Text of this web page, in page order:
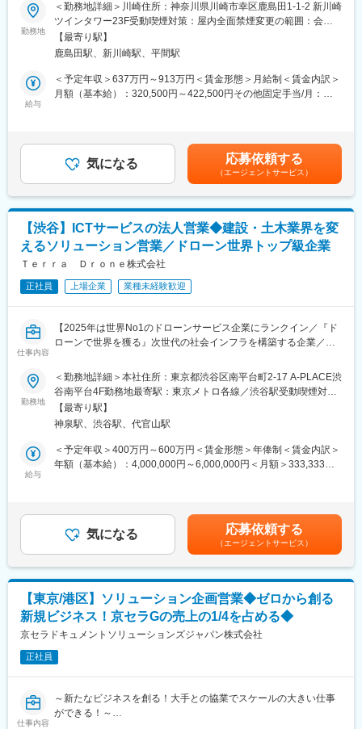
■職務内容
日立製作所 ディフェンスシステム事業部および社内関係部門との
連携を通じて、防衛情報システム分野における事業拡大、案件推
進、予算・受注見通しの精度向上を担っていただきます。
【具体的な業務】
理
・社内の設計・開発部門、幹部層への情報共有および課題解決に
・案件ごとの受注見通し、売上見通し、予算管理、進捗管理
・複数案件の優先順位付け、状況把握、報告資料の作成
・事業拡大に必要な人的リソースや体制構築に関する課題整理・
提言
・日立グループ各社との横断連携、案件推進に向けた役割整理・
調整
・必要に応じた防衛省関連情報の収集、打ち合わせ対応、資料作
成
【携わる事業・ビジネス・サービス・製品】
ステム開発
・防衛・安全保障領域における情報システム、サイバーセキュリ
ティ関連プロダクト・サービス
・自社の各種ソリューション領域
■仕事の魅力・やりがい
防衛情報システム分野は、国家の安全・安心を支える社会的意義
■福利厚生充実：
・住宅手当家賃の５０％補助
・カフェテリアプラン
・有給休暇２４日、ライフサポート休暇５日
■同社について：
1986年創業の同社は、日立Gの防衛相向け案件を一手に引き受け
る中核企業です。日立製作所のディフェンスシステム事業部との
連携を密にとり、国防に関連するシステム作りを行っています。
のプールを活用し実地に近い環境での検証が可能です。
勤務地
＜勤務地詳細＞川崎住所：神奈川県川崎市幸区鹿島田1-1-2 新川崎
ツインタワー23F受動喫煙対策：屋内全面禁煙変更の範囲：会社
の定める事業所（リモートワーク含む）
【最寄り駅】
鹿島田駅、新川崎駅、平間駅
給与
＜予定年収＞637万円～913万円＜賃金形態＞月給制＜賃金内訳＞
月額（基本給）：320,500円～422,500円その他固定手当/月：
与：年2回賃金はあくまでも目安の金額であり、選考を通じて上下
する可能性があります。月給(月額)は固定手当を含めた表記です。
気になる 応募依頼する
（エージェントサービス）
【渋谷】ICTサービスの法人営業◆建設・土木業界を変
えるソリューション営業／ドローン世界トップ級企業
Ｔｅｒｒａ Ｄｒｏｎｅ株式会社
正社員 上場企業 業種未経験歓迎
仕事内容
【2025年は世界No1のドローンサービス企業にランクイン／『ド
ローンで世界を獲る』次世代の社会インフラを構築する企業／業
■採用背景
弊社ではこれまで測量業界向けにUAVレーザーの販売をメインに
拡大してきました。その中からいくつもの建設/土木業界における
課題を発見し、新規事業としてICT事業を立ち上げました。今回は
事業成長に向けた営業職の増員として活躍頂けるメンバーを募集
致します。
ます
・商材：
（1）ICT技術を活用した測量計測サービス
す。
（2）工事現場を3次元化するBIM/CIM作成業務
・顧客：施工会社、ゼネコン、測量会社など
・担当エリア：北海道を除く本州全域
※担当地域は本人希望を考慮し決定致します
■入社後の業務イメージ
勤務地
＜勤務地詳細＞本社住所：東京都渋谷区南平台町2-17 A-PLACE渋
谷南平台4F勤務地最寄駅：東京メトロ各線／渋谷駅受動喫煙対
策：屋内全面禁煙
【最寄り駅】
神泉駅、渋谷駅、代官山駅
給与
＜予定年収＞400万円～600万円＜賃金形態＞年俸制＜賃金内訳＞
年額（基本給）：4,000,000円～6,000,000円＜月額＞333,333円
額であり、選考を通じて上下する可能性があります。月給(月額)は
固定手当を含めた表記です。
気になる 応募依頼する
（エージェントサービス）
【東京/港区】ソリューション企画営業◆ゼロから創る
新規ビジネス！京セラGの売上の1/4を占める◆
京セラドキュメントソリューションズジャパン株式会社
正社員
仕事内容
～新たなビジネスを創る！大手との協業でスケールの大きい仕事
ができる！～